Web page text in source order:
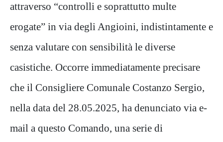
attraverso “controlli e soprattutto multe
erogate” in via degli Angioini, indistintamente e
senza valutare con sensibilità le diverse
casistiche. Occorre immediatamente precisare
che il Consigliere Comunale Costanzo Sergio,
nella data del 28.05.2025, ha denunciato via e-
mail a questo Comando, una serie di